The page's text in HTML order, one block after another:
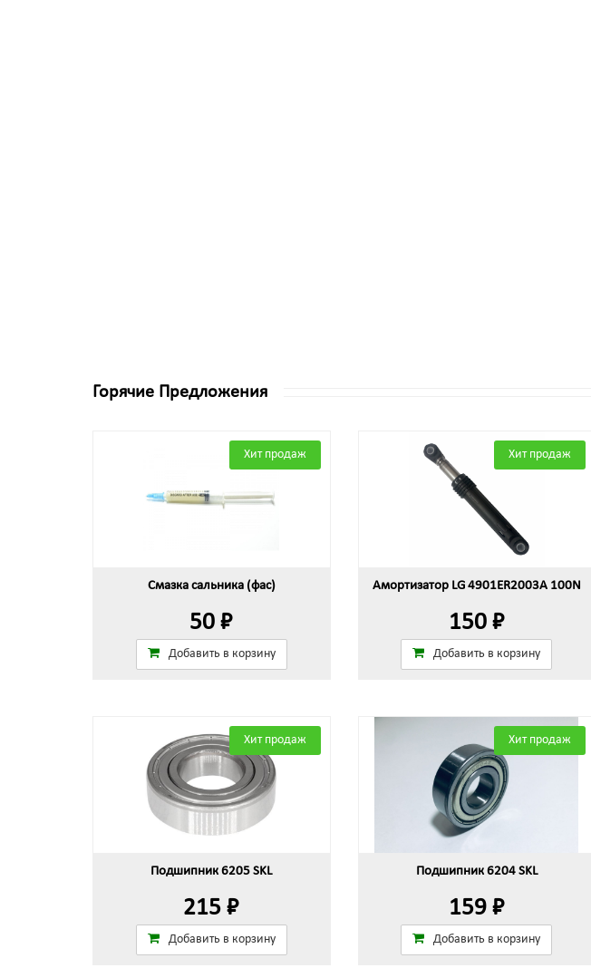
Горячие Предложения
Хит продаж
Смазка сальника (фас)
50 ₽
Добавить в корзину
Хит продаж
Амортизатор LG 4901ER2003A 100N
150 ₽
Добавить в корзину
Хит продаж
Подшипник 6205 SKL
215 ₽
Добавить в корзину
Хит продаж
Подшипник 6204 SKL
159 ₽
Добавить в корзину